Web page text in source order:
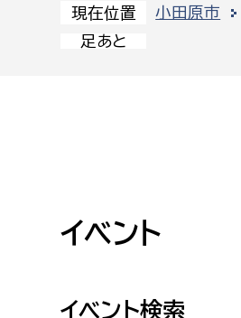
いざというときに
対象者を選択
高校生・大学生など
組織から探す
部に属さない室
現在位置 小田原市
足あと
イベント
イベント検索